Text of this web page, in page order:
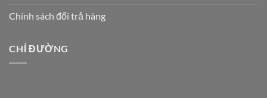
Chính sách đổi trả hàng
CHỈ ĐƯỜNG